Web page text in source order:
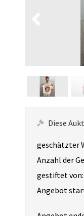
Diese
geschätzter
Anzahl der
gestiftet von:
Angebot